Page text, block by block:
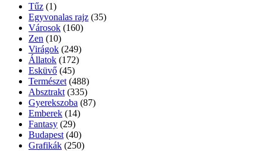
Tűz (1)
Egyvonalas rajz (35)
Városok (160)
Zen (10)
Virágok (249)
Állatok (172)
Esküvő (45)
Természet (488)
Absztrakt (335)
Gyerekszoba (87)
Emberek (14)
Fantasy (29)
Budapest (40)
Grafikák (250)